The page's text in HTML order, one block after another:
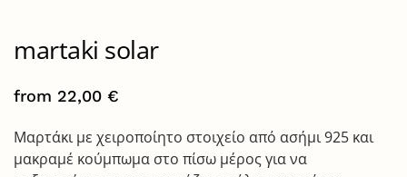
martaki solar
from 22,00 €
Μαρτάκι με χειροποίητο στοιχείο από ασήμι 925 και
μακραμέ κούμπωμα στο πίσω μέρος για να